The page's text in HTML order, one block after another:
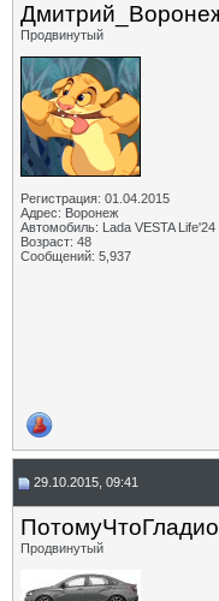
Продвинутый
Регистрация: 01.04.2015
Адрес: Воронеж
Автомобиль: Lada VESTA Life'24
Возраст: 48
Сообщений: 5,937
29.10.2015, 09:41
Продвинутый